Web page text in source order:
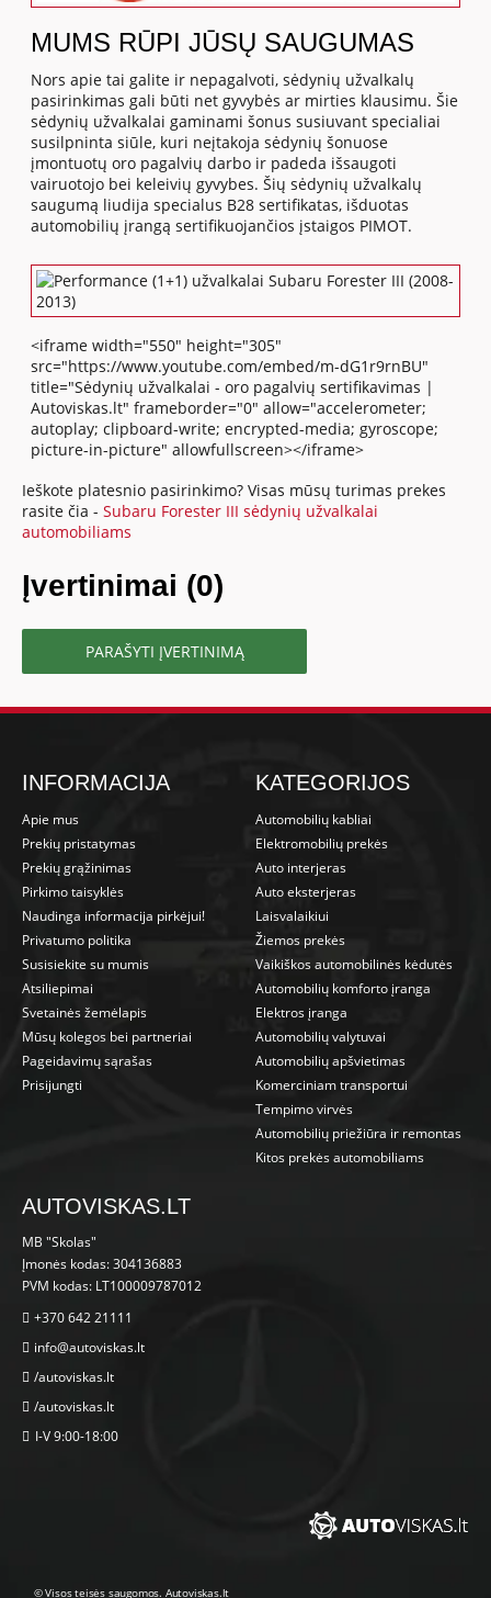
MUMS RŪPI JŪSŲ SAUGUMAS
Nors apie tai galite ir nepagalvoti, sėdynių užvalkalų
pasirinkimas gali būti net gyvybės ar mirties klausimu. Šie
sėdynių užvalkalai gaminami šonus susiuvant specialiai
susilpninta siūle, kuri neįtakoja sėdynių šonuose
įmontuotų oro pagalvių darbo ir padeda išsaugoti
vairuotojo bei keleivių gyvybes. Šių sėdynių užvalkalų
saugumą liudija specialus B28 sertifikatas, išduotas
automobilių įrangą sertifikuojančios įstaigos PIMOT.
<iframe width="550" height="305"
src="https://www.youtube.com/embed/m-dG1r9rnBU"
title="Sėdynių užvalkalai - oro pagalvių sertifikavimas |
Autoviskas.lt" frameborder="0" allow="accelerometer;
autoplay; clipboard-write; encrypted-media; gyroscope;
picture-in-picture" allowfullscreen></iframe>
Ieškote platesnio pasirinkimo? Visas mūsų turimas prekes
rasite čia -Subaru Forester III sėdynių užvalkalai
automobiliams
Įvertinimai (0)
PARAŠYTI ĮVERTINIMĄ
INFORMACIJA
Apie mus
Prekių pristatymas
Prekių grąžinimas
Pirkimo taisyklės
Naudinga informacija pirkėjui!
Privatumo politika
Susisiekite su mumis
Atsiliepimai
Svetainės žemėlapis
Mūsų kolegos bei partneriai
Pageidavimų sąrašas
Prisijungti
KATEGORIJOS
Automobilių kabliai
Elektromobilių prekės
Auto interjeras
Auto eksterjeras
Laisvalaikiui
Žiemos prekės
Vaikiškos automobilinės kėdutės
Automobilių komforto įranga
Elektros įranga
Automobilių valytuvai
Automobilių apšvietimas
Komerciniam transportui
Tempimo virvės
Automobilių priežiūra ir remontas
Kitos prekės automobiliams
AUTOVISKAS.LT
MB "Skolas"
Įmonės kodas: 304136883
PVM kodas: LT100009787012
+370 642 21111
info@autoviskas.lt
/autoviskas.lt
/autoviskas.lt
I-V 9:00-18:00
© Visos teisės saugomos. Autoviskas.lt